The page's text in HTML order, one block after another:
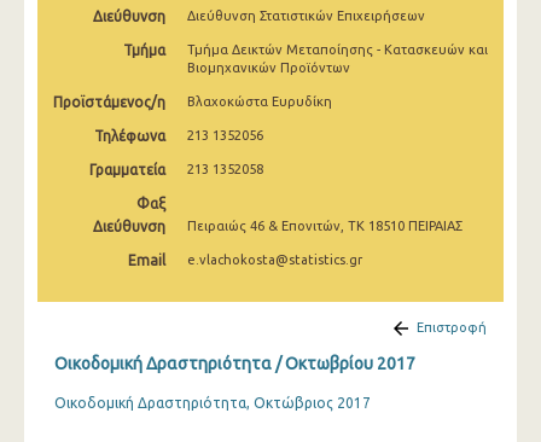
Αυγούστου 2024
Ιουλίου 2024
Ιουνίου 2024
Απριλίου 2024
Δεκεμβρίου 2023
Διεύθυνση Διεύθυνση Στατιστικών Επιχειρήσεων
Τμήμα
Τμήμα Δεικτών Μεταποίησης - Κατασκευών και
Βιομηχανικών Προϊόντων
Προϊστάμενος/η Βλαχοκώστα Ευρυδίκη
Τηλέφωνα 213 1352056
Γραμματεία 213 1352058
Φαξ
Διεύθυνση
Πειραιώς 46 & Επονιτών, ΤΚ 18510 ΠΕΙΡΑΙΑΣ
Email e.vlachokosta@statistics.gr
Επιστροφή
Οικοδομική Δραστηριότητα / Οκτωβρίου 2017
Οικοδομική Δραστηριότητα, Οκτώβριος 2017